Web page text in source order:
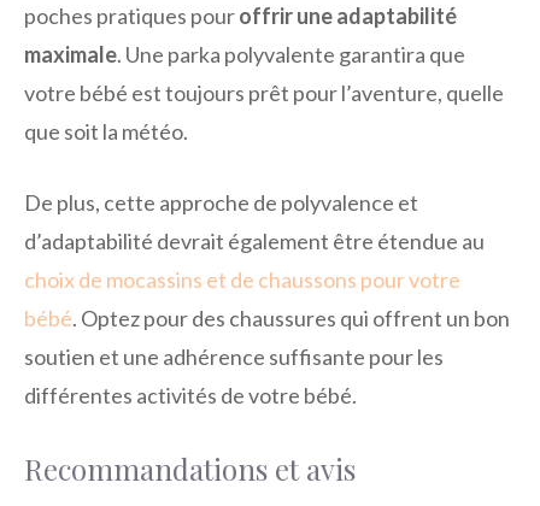
poches pratiques pouroffrir une adaptabilité
maximale. Une parka polyvalente garantira que
votre bébé est toujours prêt pour l’aventure, quelle
que soit la météo.
De plus, cette approche de polyvalence et
d’adaptabilité devrait également être étendue au
choix de mocassins et de chaussons pour votre
bébé. Optez pour des chaussures qui offrent un bon
soutien et une adhérence suffisante pour les
différentes activités de votre bébé.
Recommandations et avis